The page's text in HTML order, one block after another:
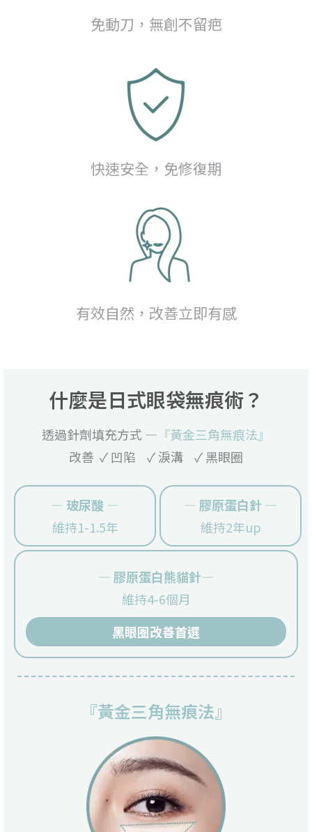
免動刀，無創不留疤
快速安全，免修復期
有效自然，改善立即有感
什麼是日式眼袋無痕術？
透過針劑填充方式 — 『黃金三角無痕法』
改善 ✓ 凹陷 ✓ 淚溝 ✓ 黑眼圈
— 玻尿酸 —
維持1-1.5年
— 膠原蛋白針 —
維持2年up
— 膠原蛋白熊貓針—
維持4-6個月
黑眼圈改善首選
『黃金三角無痕法』